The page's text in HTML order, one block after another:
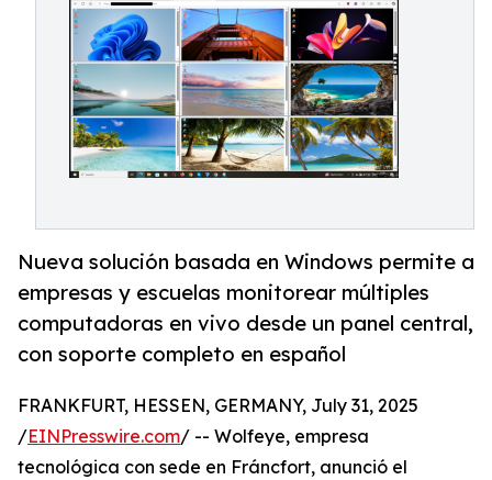
Nueva solución basada en Windows permite a
empresas y escuelas monitorear múltiples
computadoras en vivo desde un panel central,
con soporte completo en español
FRANKFURT, HESSEN, GERMANY, July 31, 2025
/EINPresswire.com/ -- Wolfeye, empresa
tecnológica con sede en Fráncfort, anunció el